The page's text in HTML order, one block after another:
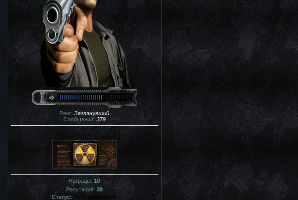
Ранг:Заглянувший
Сообщений:379
Награды:10
Репутация:39
Статус: За Периметром